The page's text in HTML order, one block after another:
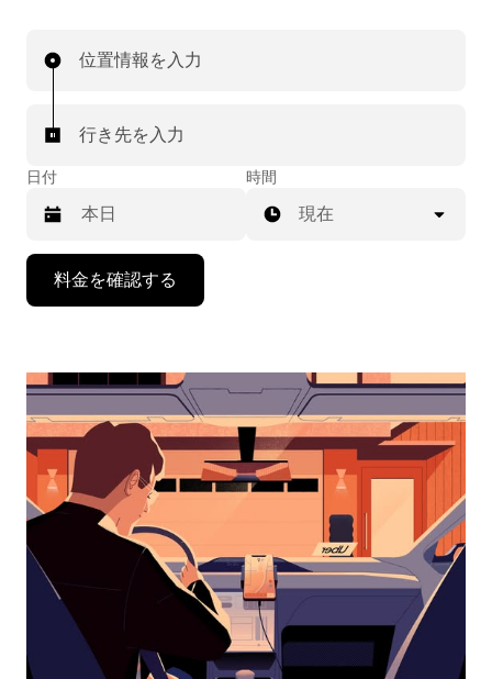
位置情報を入力
行き先を入力
日付
で
ン
ダ
ー
を
操
作
し、
を
時間
現在
料金を確認する